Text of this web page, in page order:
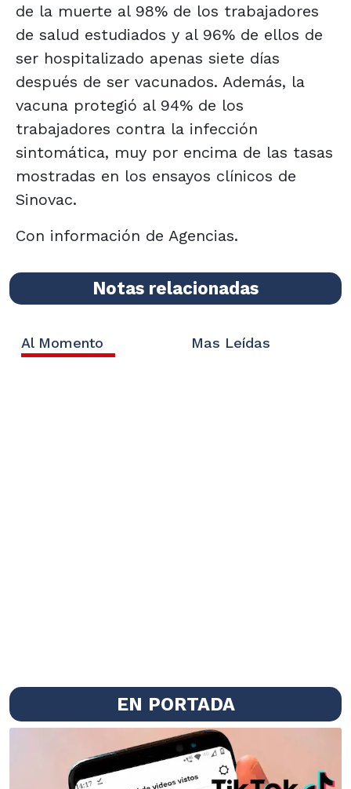
de la muerte al 98% de los trabajadores
de salud estudiados y al 96% de ellos de
ser hospitalizado apenas siete días
después de ser vacunados. Además, la
vacuna protegió al 94% de los
trabajadores contra la infección
sintomática, muy por encima de las tasas
mostradas en los ensayos clínicos de
Sinovac.
Con información de Agencias.
Notas relacionadas
Al Momento Mas Leídas
EN PORTADA